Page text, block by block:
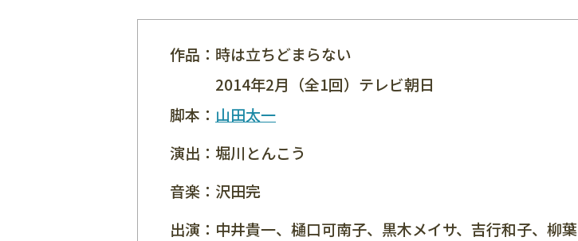
作品： 時は立ちどまらない
2014年2月（全1回）テレビ朝日
脚本： 山田太一
演出： 堀川とんこう
音楽： 沢田完
出演： 中井貴一、樋口可南子、黒木メイサ、吉行和子、柳葉